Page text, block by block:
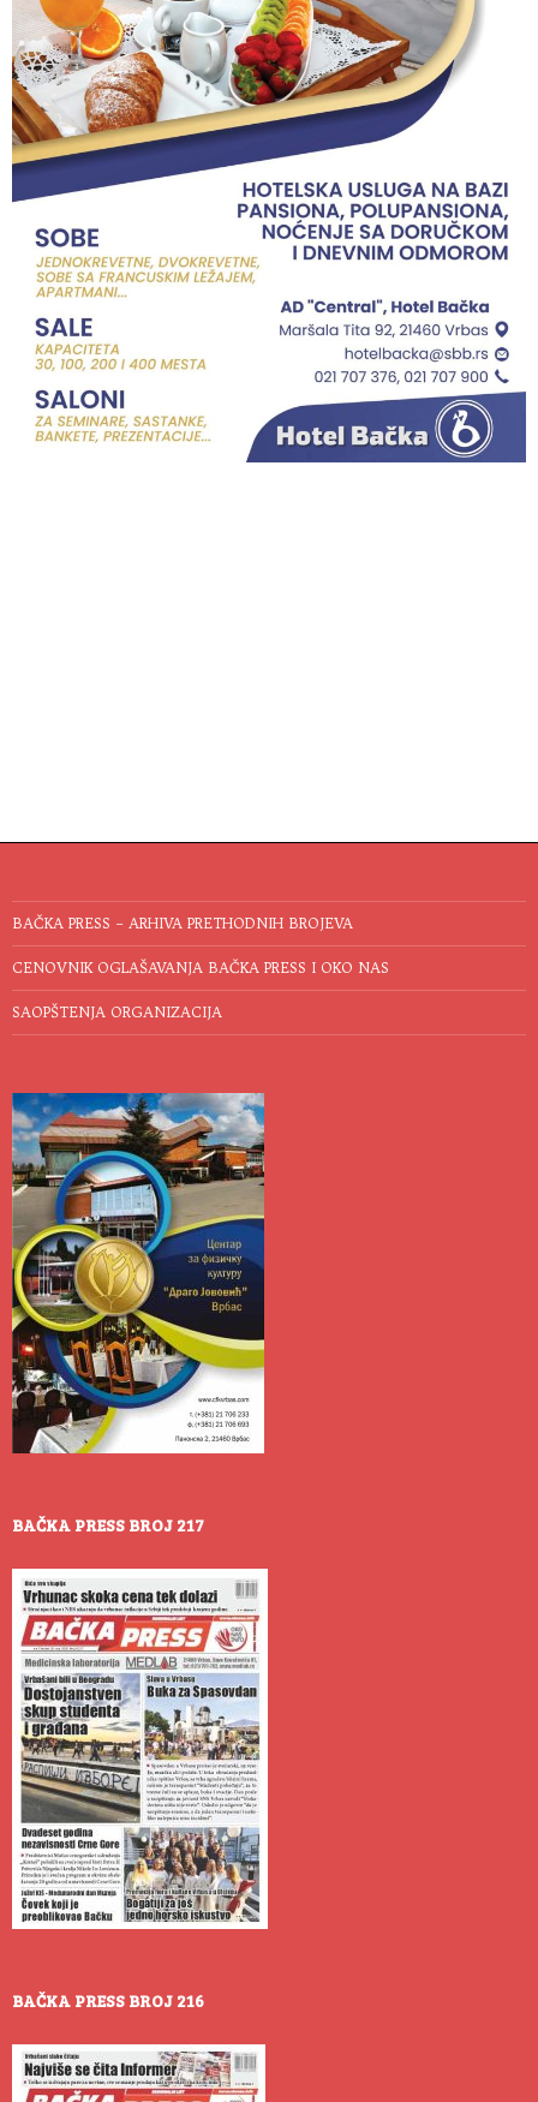
BAČKA PRESS – ARHIVA PRETHODNIH BROJEVA
CENOVNIK OGLAŠAVANJA BAČKA PRESS I OKO NAS
SAOPŠTENJA ORGANIZACIJA
BAČKA PRESS BROJ 217
BAČKA PRESS BROJ 216